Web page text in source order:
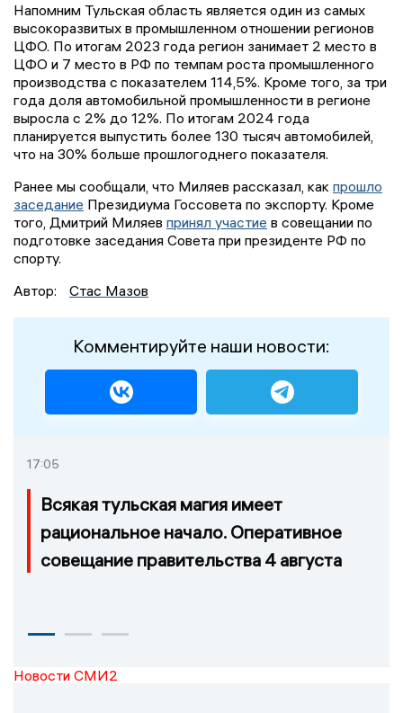
Напомним Тульская область является один из самых
высокоразвитых в промышленном отношении регионов
ЦФО. По итогам 2023 года регион занимает 2 место в
ЦФО и 7 место в РФ по темпам роста промышленного
производства с показателем 114,5%. Кроме того, за три
года доля автомобильной промышленности в регионе
выросла с 2% до 12%. По итогам 2024 года
планируется выпустить более 130 тысяч автомобилей,
что на 30% больше прошлогоднего показателя.
Ранее мы сообщали, что Миляев рассказал, как прошло
заседание Президиума Госсовета по экспорту. Кроме
того, Дмитрий Миляев принял участие в совещании по
подготовке заседания Совета при президенте РФ по
спорту.
Автор:
Стас Мазов
Комментируйте наши новости:
17:05
Всякая тульская магия имеет
рациональное начало. Оперативное
совещание правительства 4 августа
Новости СМИ2